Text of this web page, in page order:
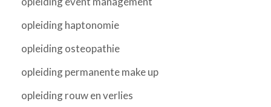
opleiding haptonomie
opleiding osteopathie
opleiding permanente make up
opleiding rouw en verlies